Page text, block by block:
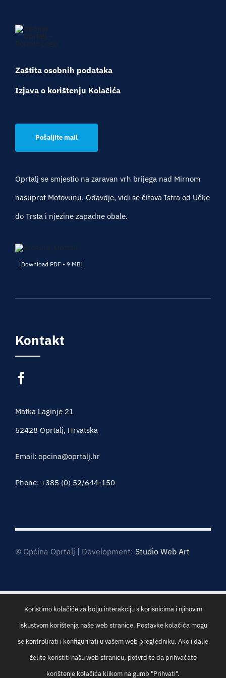
Događaji
Zaštita osobnih podataka
Izjava o korištenju Kolačića
Pošaljite mail
Oprtalj se smjestio na zaravan vrh brijega nad Mirnom
nasuprot Motovunu. Odavdje, vidi se čitava Istra od Učke
do Trsta i njezine zapadne obale.
[Download PDF - 9 MB]
Kontakt
Matka Laginje 21
52428 Oprtalj, Hrvatska
Email: opcina@oprtalj.hr
Phone: +385 (0) 52/644-150
© Općina Oprtalj | Development: Studio Web Art
Koristimo kolačiće za bolju interakciju s korisnicima i njihovim
iskustvom korištenja naše web stranice. Postavke kolačića mogu
se kontrolirati i konfigurirati u vašem web pregledniku. Ako i dalje
želite koristiti našu web stranicu, potvrdite da prihvaćate
korištenje kolačića klikom na gumb "Prihvati".